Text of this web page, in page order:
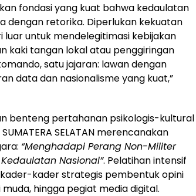
fondasi yang kuat bahwa kedaulatan
dengan retorika. Diperlukan kekuatan
untuk mendelegitimasi kebijakan
kaki tangan lokal atau penggiringan
satu jajaran: lawan dengan
data dan nasionalisme yang kuat,”
benteng pertahanan psikologis-kultural
SELATAN merencanakan
“Menghadapi Perang Non-Militer
Nasional”. Pelatihan intensif
kader strategis pembentuk opini
hingga pegiat media digital.